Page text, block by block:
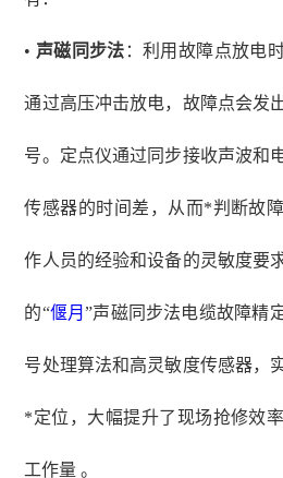
• 声磁同步法 ：利用故障点放电
通过高压冲击放电，故障点会发
号。定点仪通过同步接收声波和
传感器的时间差，从而*判断故
作人员的经验和设备的灵敏度要
的“偃月”声磁同步法电缆故障精
号处理算法和高灵敏度传感器，
*定位，大幅提升了现场抢修效
工作量 。